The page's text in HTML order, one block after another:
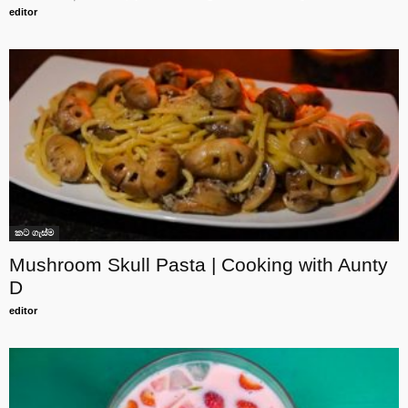
editor
කට ගැස්ම
Mushroom Skull Pasta | Cooking with Aunty
D
editor